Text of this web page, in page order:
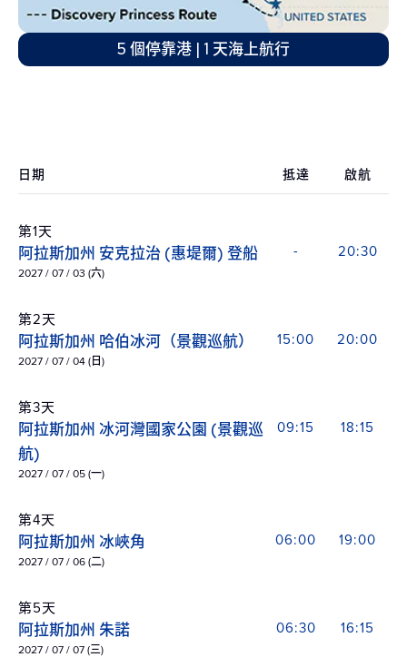
5 個停靠港 | 1 天海上航行
日期 抵達 啟航
第1天
阿拉斯加州 安克拉治 (惠堤爾) 登船
2027 / 07 / 03 (六)
- 20:30
第2天
阿拉斯加州 哈伯冰河（景觀巡航）
2027 / 07 / 04 (日)
15:00 20:00
第3天
阿拉斯加州 冰河灣國家公園 (景觀巡
航)
2027 / 07 / 05 (一)
09:15 18:15
第4天
阿拉斯加州 冰峽角
2027 / 07 / 06 (二)
06:00 19:00
第5天
阿拉斯加州 朱諾
2027 / 07 / 07 (三)
06:30 16:15